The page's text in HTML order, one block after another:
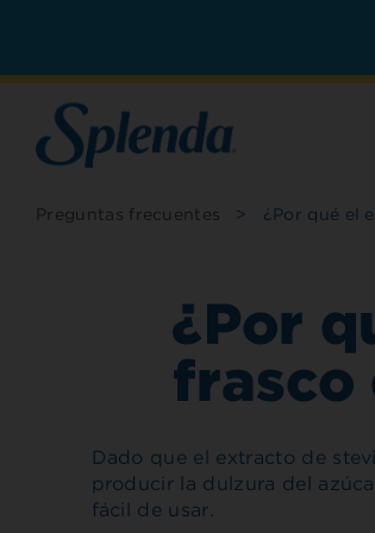
Preguntas frecuentes > ¿Por qué el
¿Por
frasco
Dado que el extracto de
producir la dulzura del
fácil de usar.